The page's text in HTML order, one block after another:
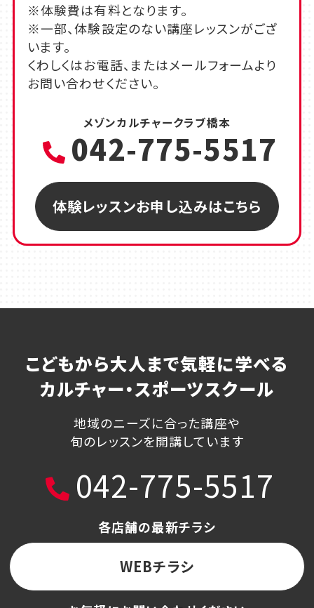
※体験費は有料となります。
※一部、体験設定のない講座レッスンがござ
います。
くわしくはお電話、またはメールフォームより
お問い合わせください。
メゾンカルチャークラブ橋本
042-775-5517
体験レッスンお申し込みはこちら
こどもから大人まで気軽に学べる
カルチャー・スポーツスクール
地域のニーズに合った講座や
旬のレッスンを開講しています
042-775-5517
各店舗の最新チラシ
WEBチラシ